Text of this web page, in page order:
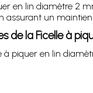
en lin diamètre 2
assurant un
de la Ficelle à
à piquer en lin